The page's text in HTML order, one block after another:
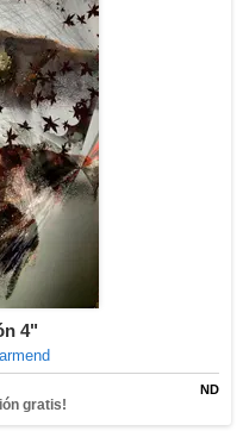
4"
ND
gratis!